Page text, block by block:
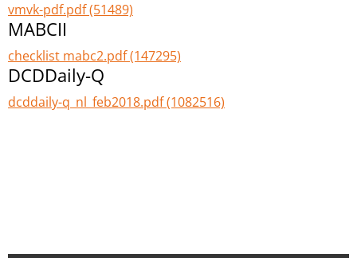
vmvk-pdf.pdf (51489)
MABCII
checklist mabc2.pdf (147295)
DCDDaily-Q
dcddaily-q_nl_feb2018.pdf (1082516)